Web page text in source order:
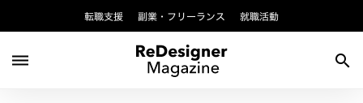
転職支援 副業・フリーランス 就職活動
dehaze search